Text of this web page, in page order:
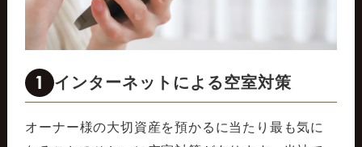
1 インターネットによる空室対策
オーナー様の大切資産を預かるに当たり最も気に